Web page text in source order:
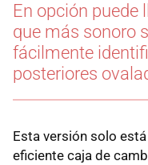
En opción puede
que más sonoro
fácilmente
posteriores
Esta versión solo
eficiente caja de